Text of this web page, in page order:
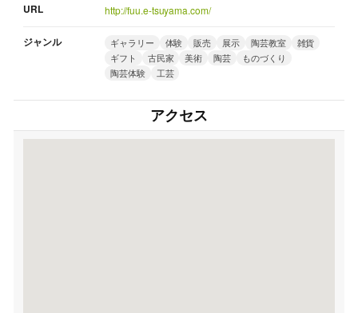
URL http://fuu.e-tsuyama.com/
ジャンル ギャラリー 体験 販売 展示 陶芸教室
雑貨
ギフト
古民家 美術 陶芸
ものづくり
陶芸体験
工芸
アクセス